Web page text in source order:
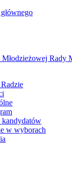
kandydatów
w wyborach